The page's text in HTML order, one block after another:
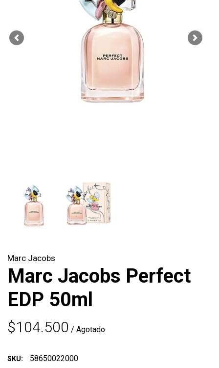
Previous Next
Marc Jacobs
Marc Jacobs Perfect
EDP 50ml
$104.500 / Agotado
SKU: 58650022000